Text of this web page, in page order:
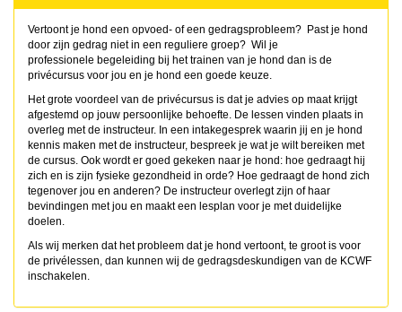
Vertoont je hond een opvoed- of een gedragsprobleem? Past je hond
door zijn gedrag niet in een reguliere groep? Wil je
professionele begeleiding bij het trainen van je hond dan is de
privécursus voor jou en je hond een goede keuze.
Het grote voordeel van de privécursus is dat je advies op maat krijgt
afgestemd op jouw persoonlijke behoefte. De lessen vinden plaats in
overleg met de instructeur. In een intakegesprek waarin jij en je hond
kennis maken met de instructeur, bespreek je wat je wilt bereiken met
de cursus. Ook wordt er goed gekeken naar je hond: hoe gedraagt hij
zich en is zijn fysieke gezondheid in orde? Hoe gedraagt de hond zich
tegenover jou en anderen? De instructeur overlegt zijn of haar
bevindingen met jou en maakt een lesplan voor je met duidelijke
doelen.
Als wij merken dat het probleem dat je hond vertoont, te groot is voor
de privélessen, dan kunnen wij de gedragsdeskundigen van de KCWF
inschakelen.